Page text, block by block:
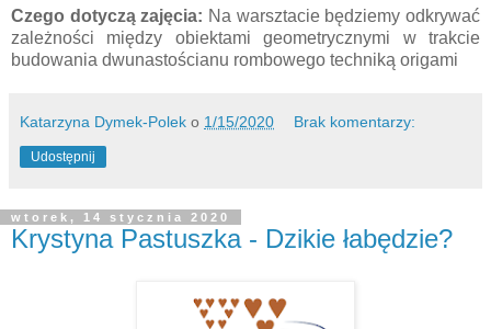
Czego dotyczą zajęcia: Na warsztacie będziemy odkrywać
zależności między obiektami geometrycznymi w trakcie
budowania dwunastościanu rombowego techniką origami
Katarzyna Dymek-Polek o 1/15/2020 Brak komentarzy:
Udostępnij
wtorek, 14 stycznia 2020
Krystyna Pastuszka - Dzikie łabędzie?